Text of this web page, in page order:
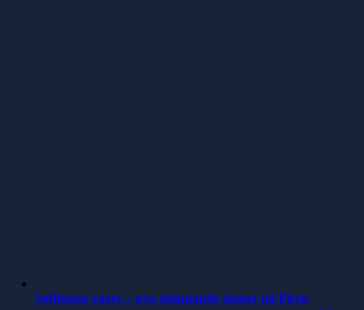
Softhouse växer – nya spännande planer på Piren